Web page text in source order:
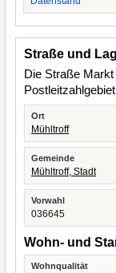
Straße und
Die Straße Markt
Postleitzahlgebiet
Ort
Mühltroff
Gemeinde
Mühltroff, Stadt
Vorwahl
036645
Wohn- und
Wohnqualität